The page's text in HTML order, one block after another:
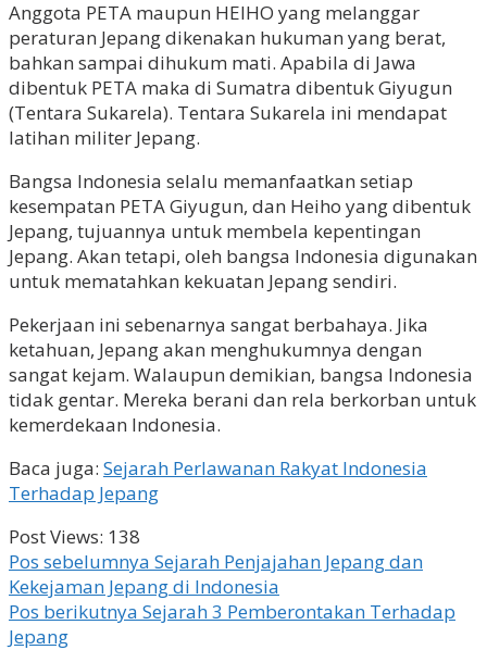
Anggota PETA maupun HEIHO yang melanggar
peraturan Jepang dikenakan hukuman yang berat,
bahkan sampai dihukum mati. Apabila di Jawa
dibentuk PETA maka di Sumatra dibentuk Giyugun
(Tentara Sukarela). Tentara Sukarela ini mendapat
latihan militer Jepang.
Bangsa Indonesia selalu memanfaatkan setiap
kesempatan PETA Giyugun, dan Heiho yang dibentuk
Jepang, tujuannya untuk membela kepentingan
Jepang. Akan tetapi, oleh bangsa Indonesia digunakan
untuk mematahkan kekuatan Jepang sendiri.
Pekerjaan ini sebenarnya sangat berbahaya. Jika
ketahuan, Jepang akan menghukumnya dengan
sangat kejam. Walaupun demikian, bangsa Indonesia
tidak gentar. Mereka berani dan rela berkorban untuk
kemerdekaan Indonesia.
Baca juga: Sejarah Perlawanan Rakyat Indonesia
Terhadap Jepang
Post Views: 138
Navigasi
pos
Pos sebelumnya Sejarah Penjajahan Jepang dan
Kekejaman Jepang di Indonesia
Pos berikutnya Sejarah 3 Pemberontakan Terhadap
Jepang